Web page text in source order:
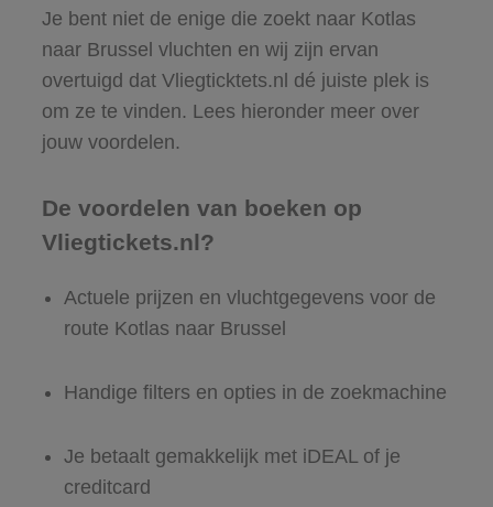
Je bent niet de enige die zoekt naar Kotlas
naar Brussel vluchten en wij zijn ervan
overtuigd dat Vliegticktets.nl dé juiste plek is
om ze te vinden. Lees hieronder meer over
jouw voordelen.
De voordelen van boeken op
Vliegtickets.nl?
Actuele prijzen en vluchtgegevens voor de
route Kotlas naar Brussel
Handige filters en opties in de zoekmachine
Je betaalt gemakkelijk met iDEAL of je
creditcard